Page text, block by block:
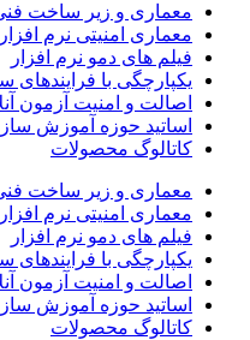
و زیر ساخت فنی نرم افزار
امنیتی نرم افزار
های دمو نرم افزار
با فرایندهای سازمان
و امنیت آزمون آنلاین
حوزه آموزش سازمانی
محصولات
و زیر ساخت فنی نرم افزار
امنیتی نرم افزار
های دمو نرم افزار
با فرایندهای سازمان
و امنیت آزمون آنلاین
حوزه آموزش سازمانی
محصولات